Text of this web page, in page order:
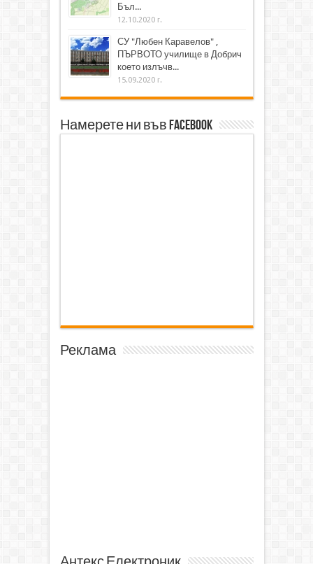
Бъл...
12.10.2020 г.
СУ "Любен Каравелов" ,
ПЪРВОТО училище в Добрич
което излъчв...
15.09.2020 г.
Намерете ни във Facebook
Реклама